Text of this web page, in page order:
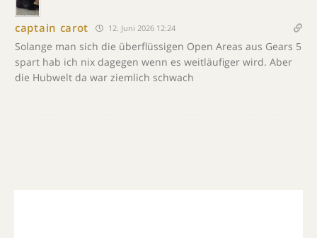
captain carot 12. Juni 2026 12:24
Solange man sich die überflüssigen Open Areas aus Gears 5
spart hab ich nix dagegen wenn es weitläufiger wird. Aber
die Hubwelt da war ziemlich schwach